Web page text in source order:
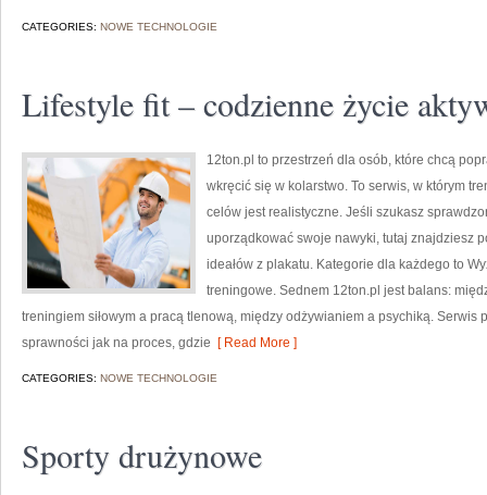
CATEGORIES: NOWE TECHNOLOGIE
Lifestyle fit – codzienne życie
12ton.pl to przestrzeń dla osób, które chcą
wkręcić się w kolarstwo. To serwis, w którym
celów jest realistyczne. Jeśli szukasz
uporządkować swoje nawyki, tutaj znajdziesz
ideałów z plakatu. Kategorie dla każdego to
treningowe. Sednem 12ton.pl jest balans:
treningiem siłowym a pracą tlenową, między odżywianiem a psychiką. Serwis
sprawności jak na proces, gdzie [ Read More ]
CATEGORIES: NOWE TECHNOLOGIE
Sporty drużynowe